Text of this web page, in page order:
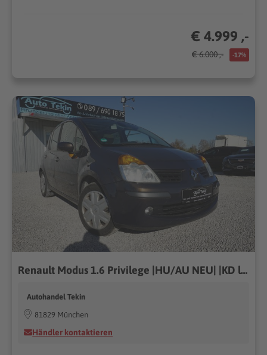
€ 4.999 ,-
€ 6.000 ,- -17%
Renault Modus 1.6 Privilege |HU/AU NEU| |KD lückenlos|
Autohandel Tekin
81829 München
Händler kontaktieren